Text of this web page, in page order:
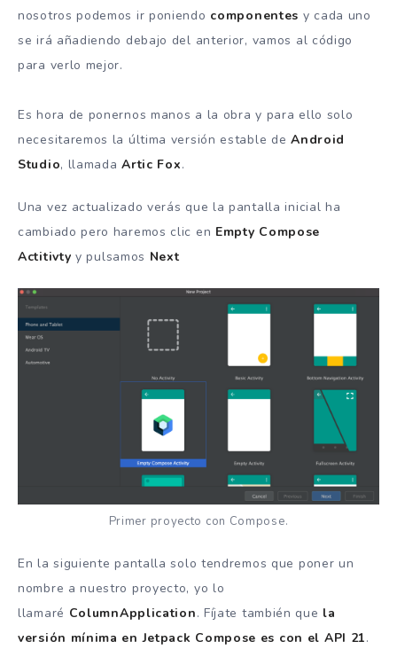
nosotros podemos ir poniendo componentes y cada uno
se irá añadiendo debajo del anterior, vamos al código
para verlo mejor.
Es hora de ponernos manos a la obra y para ello solo
necesitaremos la última versión estable deAndroid
Studio, llamadaArtic Fox.
Una vez actualizado verás que la pantalla inicial ha
cambiado pero haremos clic en Empty Compose
Actitivty y pulsamos Next
Primer proyecto con Compose.
En la siguiente pantalla solo tendremos que poner un
nombre a nuestro proyecto, yo lo
llamaré ColumnApplication. Fíjate también que la
versión mínima en Jetpack Compose es con el API 21.